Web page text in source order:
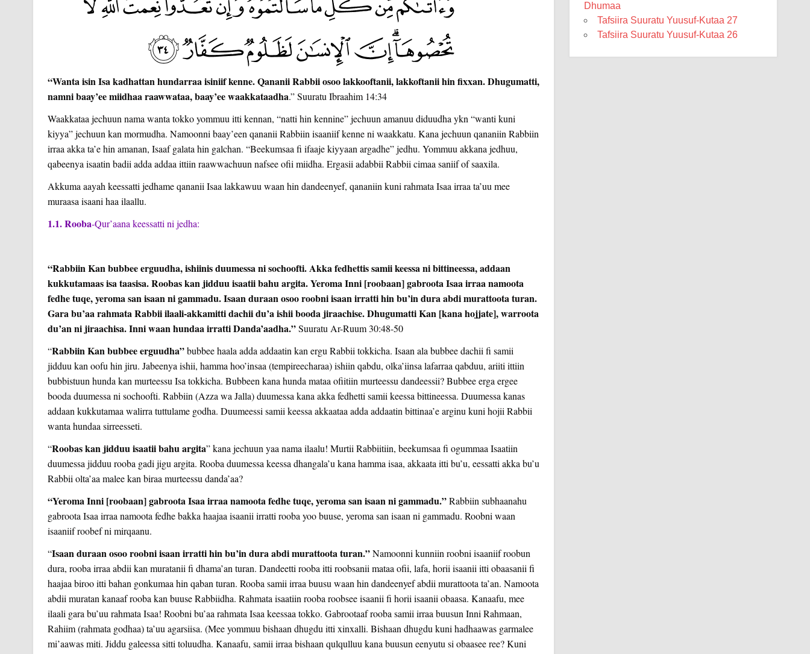
“Wanta isin Isa kadhattan hundarraa isiniif kenne. Qananii Rabbii osoo lakkooftanii, lakkoftanii hin fixxan. Dhugumatti,
namni baay’ee miidhaa raawwataa, baay’ee waakkataadha.” Suuratu Ibraahim 14:34
Waakkataa jechuun nama wanta tokko yommuu itti kennan, “natti hin kennine” jechuun amanuu diduudha ykn “wanti kuni
kiyya” jechuun kan mormudha. Namoonni baay’een qananii Rabbiin isaaniif kenne ni waakkatu. Kana jechuun qananiin Rabbiin
irraa akka ta’e hin amanan, Isaaf galata hin galchan. “Beekumsaa fi ifaaje kiyyaan argadhe” jedhu. Yommuu akkana jedhuu,
qabeenya isaatin badii adda addaa ittiin raawwachuun nafsee ofii miidha. Ergasii adabbii Rabbii cimaa saniif of saaxila.
Akkuma aayah keessatti jedhame qananii Isaa lakkawuu waan hin dandeenyef, qananiin kuni rahmata Isaa irraa ta’uu mee
muraasa isaani haa ilaallu.
1.1.Rooba-Qur’aana keessatti ni jedha:
“Rabbiin Kan bubbee erguudha, ishiinis duumessa ni sochoofti. Akka fedhettis samii keessa ni bittineessa, addaan
kukkutamaas isa taasisa. Roobas kan jidduu isaatii bahu argita. Yeroma Inni [roobaan] gabroota Isaa irraa namoota
fedhe tuqe, yeroma san isaan ni gammadu. Isaan duraan osoo roobni isaan irratti hin bu’in dura abdi murattoota turan.
Gara bu’aa rahmata Rabbii ilaali-akkamitti dachii du’a ishii booda jiraachise. Dhugumatti Kan [kana hojjate], warroota
du’an ni jiraachisa. Inni waan hundaa irratti Danda’aadha.”Suuratu Ar-Ruum 30:48-50
“Rabbiin Kan bubbee erguudha”bubbee haala adda addaatin kan ergu Rabbii tokkicha. Isaan ala bubbee dachii fi samii
jidduu kan oofu hin jiru. Jabeenya ishii, hamma hoo’insaa (tempireecharaa) ishiin qabdu, olka’iinsa lafarraa qabduu, ariiti ittiin
bubbistuun hunda kan murteessu Isa tokkicha. Bubbeen kana hunda mataa ofiitiin murteessu dandeessii? Bubbee erga ergee
booda duumessa ni sochoofti. Rabbiin (Azza wa Jalla) duumessa kana akka fedhetti samii keessa bittineessa. Duumessa kanas
addaan kukkutamaa walirra tuttulame godha. Duumeessi samii keessa akkaataa adda addaatin bittinaa’e arginu kuni hojii Rabbii
wanta hundaa sirreesseti.
“Roobas kan jidduu isaatii bahu argita” kana jechuun yaa nama ilaalu! Murtii Rabbiitiin, beekumsaa fi ogummaa Isaatiin
duumessa jidduu rooba gadi jigu argita. Rooba duumessa keessa dhangala’u kana hamma isaa, akkaata itti bu’u, eessatti akka bu’u
Rabbii olta’aa malee kan biraa murteessu danda’aa?
“Yeroma Inni [roobaan] gabroota Isaa irraa namoota fedhe tuqe, yeroma san isaan ni gammadu.”Rabbiin subhaanahu
gabroota Isaa irraa namoota fedhe bakka haajaa isaanii irratti rooba yoo buuse, yeroma san isaan ni gammadu. Roobni waan
isaaniif roobef ni mirqaanu.
“Isaan duraan osoo roobni isaan irratti hin bu’in dura abdi murattoota turan.”Namoonni kunniin roobni isaaniif roobun
dura, rooba irraa abdii kan muratanii fi dhama’an turan. Dandeetti rooba itti roobsanii mataa ofii, lafa, horii isaanii itti obaasanii fi
haajaa biroo itti bahan gonkumaa hin qaban turan. Rooba samii irraa buusu waan hin dandeenyef abdii murattoota ta’an. Namoota
abdii muratan kanaaf rooba kan buuse Rabbiidha. Rahmata isaatiin rooba roobsee isaanii fi horii isaanii obaasa. Kanaafu, mee
ilaali gara bu’uu rahmata Isaa! Roobni bu’aa rahmata Isaa keessaa tokko. Gabrootaaf rooba samii irraa buusun Inni Rahmaan,
Rahiim (rahmata godhaa) ta’uu agarsiisa. (Mee yommuu bishaan dhugdu itti xinxalli. Bishaan dhugdu kuni hadhaawas garmalee
mi’aawas miti. Jiddu galeessa sitti toluudha. Kanaafu, samii irraa bishaan qulqulluu kana buusun eenyutu si obaasee ree? Kuni
Dhumaa
Tafsiira Suuratu Yuusuf-Kutaa 27
Tafsiira Suuratu Yuusuf-Kutaa 26